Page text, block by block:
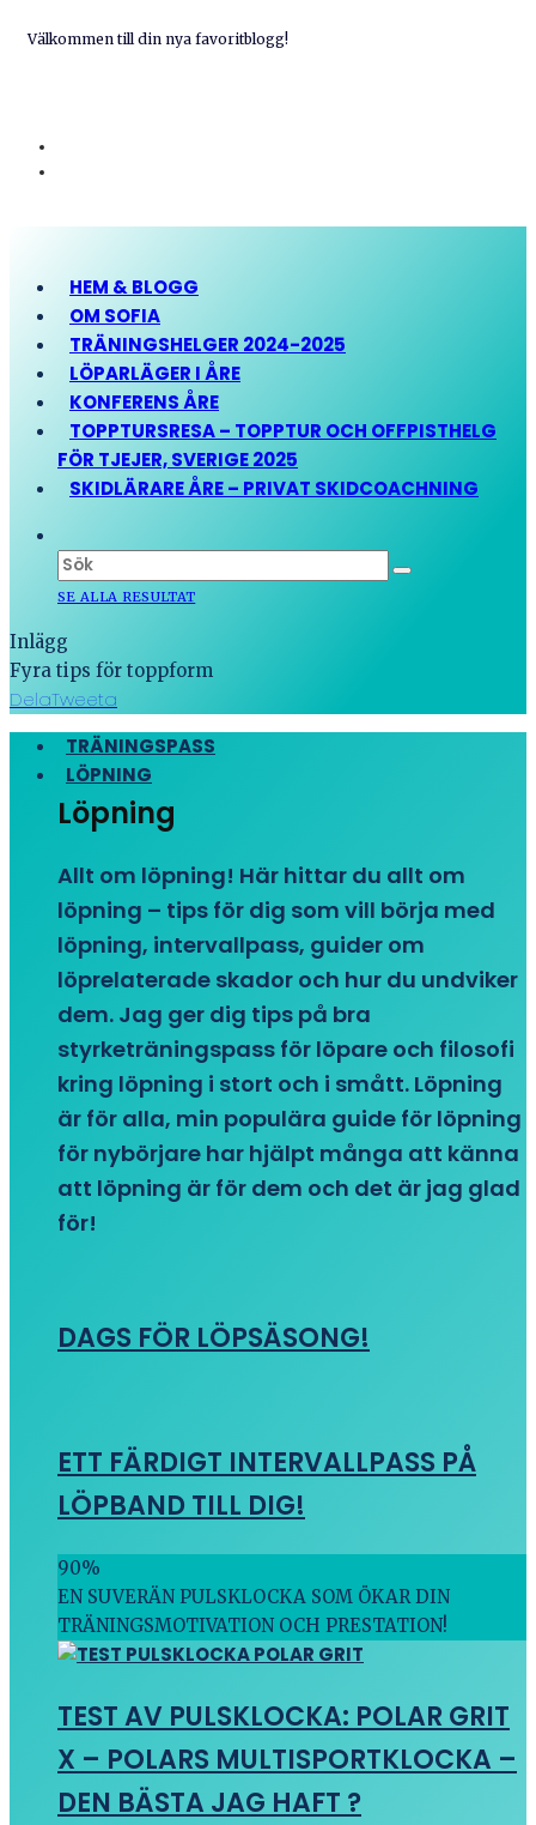
Välkommen till din nya favoritblogg!
HEM & BLOGG
OM SOFIA
TRÄNINGSHELGER 2024-2025
LÖPARLÄGER I ÅRE
KONFERENS ÅRE
TOPPTURSRESA – TOPPTUR OCH OFFPISTHELG
FÖR TJEJER, SVERIGE 2025
SKIDLÄRARE ÅRE – PRIVAT SKIDCOACHNING
SE ALLA RESULTAT
Inlägg
Fyra tips för toppform
DelaTweeta
TRÄNINGSPASS
LÖPNING
Löpning
Allt om löpning! Här hittar du allt om
löpning – tips för dig som vill börja med
löpning, intervallpass, guider om
löprelaterade skador och hur du undviker
dem. Jag ger dig tips på bra
styrketräningspass för löpare och filosofi
kring löpning i stort och i smått. Löpning
är för alla, min populära guide för löpning
för nybörjare har hjälpt många att känna
att löpning är för dem och det är jag glad
för!
DAGS FÖR LÖPSÄSONG!
ETT FÄRDIGT INTERVALLPASS PÅ
LÖPBAND TILL DIG!
90%
EN SUVERÄN PULSKLOCKA SOM ÖKAR DIN
TRÄNINGSMOTIVATION OCH PRESTATION!
TEST AV PULSKLOCKA: POLAR GRIT
X – POLARS MULTISPORTKLOCKA –
DEN BÄSTA JAG HAFT ?